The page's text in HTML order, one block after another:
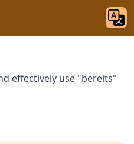
effectively use "bereits"